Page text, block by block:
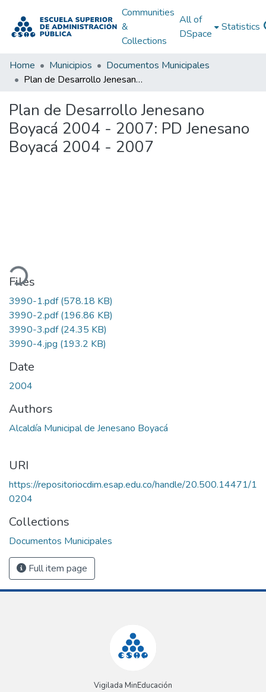
Communities
&
Collections
All of
DSpace
Statistics
Home Municipios
Documentos Municipales
Plan de Desarrollo Jenesano Boyacá 2004 - 2007: PD Jenesano Boyacá 2004 - 2007
Plan de Desarrollo Jenesano
Boyacá 2004 - 2007: PD Jenesano
Boyacá 2004 - 2007
Files
3990-1.pdf(578.18 KB)
3990-2.pdf(196.86 KB)
3990-3.pdf(24.35 KB)
3990-4.jpg (193.2 KB)
Date
2004
Authors
Alcaldía Municipal de Jenesano Boyacá
URI
https://repositoriocdim.esap.edu.co/handle/20.500.14471/1
0204
Collections
Documentos Municipales
Full item page
Vigilada MinEducación